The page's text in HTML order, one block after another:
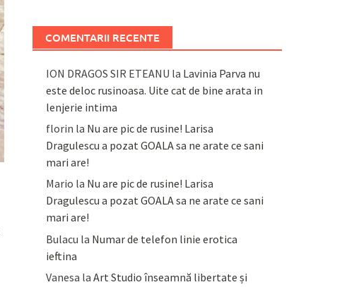
COMENTARII RECENTE
ION DRAGOS SIR ETEANU la Lavinia Parva nu
este deloc rusinoasa. Uite cat de bine arata in
lenjerie intima
florin la Nu are pic de rusine! Larisa
Dragulescu a pozat GOALA sa ne arate ce sani
mari are!
Mario la Nu are pic de rusine! Larisa
Dragulescu a pozat GOALA sa ne arate ce sani
mari are!
Bulacu la Numar de telefon linie erotica
ieftina
Vanesa la Art Studio înseamnă libertate și